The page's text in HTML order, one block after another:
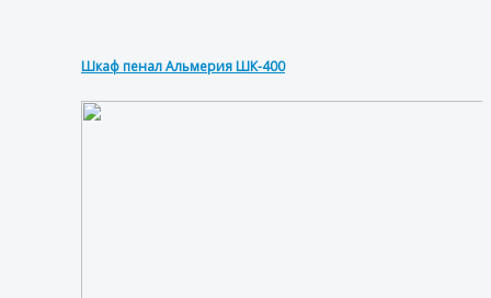
Шкаф пенал Альмерия ШК-400